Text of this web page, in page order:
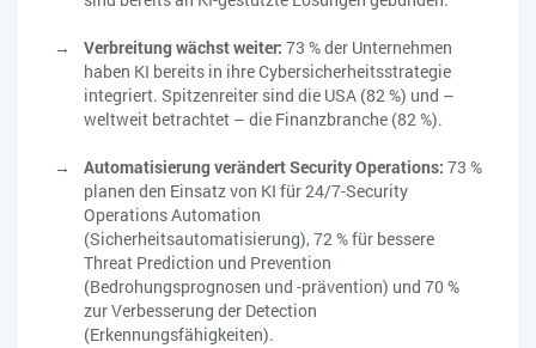
Verbreitung wächst weiter: 73 % der Unternehmen
haben KI bereits in ihre Cybersicherheitsstrategie
integriert. Spitzenreiter sind die USA (82 %) und –
weltweit betrachtet – die Finanzbranche (82 %).
Automatisierung verändert Security Operations: 73 %
planen den Einsatz von KI für 24/7-Security
Operations Automation
(Sicherheitsautomatisierung), 72 % für bessere
Threat Prediction und Prevention
(Bedrohungsprognosen und -prävention) und 70 %
zur Verbesserung der Detection
(Erkennungsfähigkeiten).